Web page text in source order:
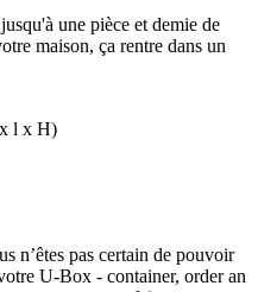
une pièce et demie de
maison, ça rentre dans un
l x H)
n’êtes pas certain de pouvoir
U-Box - container, order an